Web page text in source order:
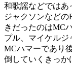
和歌謡などではあ
ジャクソンなど
きだったのはMC
プル、マイケルジ
MCハマーであり
倒していくきっか